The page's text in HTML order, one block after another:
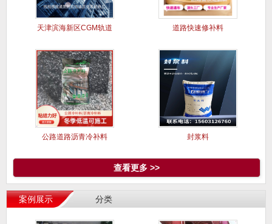
天津滨海新区CGM轨道 道路快速修补料
公路道路沥青冷补料 封浆料
查看更多 >>
案例展示 分类